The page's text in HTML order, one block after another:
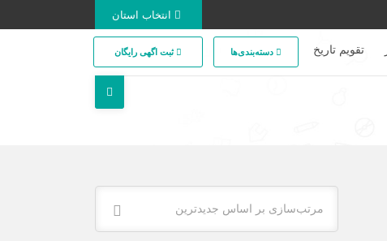
تقویم تاریخ دسته‌بندی‌ها ثبت اگهی رایگان
مرتب‌سازی بر اساس جدیدترین